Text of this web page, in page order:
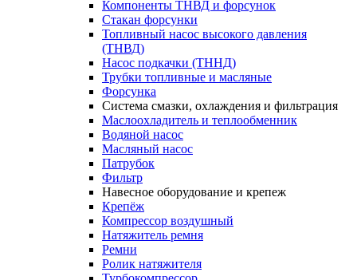
Компоненты ТНВД и форсунок
Стакан форсунки
Топливный насос высокого давления
(ТНВД)
Насос подкачки (ТННД)
Трубки топливные и масляные
Форсунка
Система смазки, охлаждения и фильтрация
Маслоохладитель и теплообменник
Водяной насос
Масляный насос
Патрубок
Фильтр
Навесное оборудование и крепеж
Крепёж
Компрессор воздушный
Натяжитель ремня
Ремни
Ролик натяжителя